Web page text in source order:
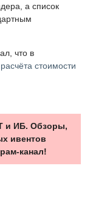
а список
что в
стоимости
и ИБ. Обзоры,
ивентов
канал!